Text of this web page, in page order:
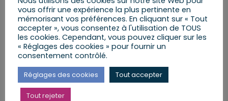
Réallocations selon l’efficacité des mesures :
Un suivi attentif permettra de faire le point
régulièrement sur l’efficacité des investissements.
Si l’impact socio-économique des investissements
investissements seront diminués au profit d’autres
investissements du Grand Plan.
vous offrir une expérience la plus pertinente en
mémorisant vos préférences. En cliquant sur « Tout
accepter », vous consentez à l'utilisation de TOUS
les cookies. Cependant, vous pouvez cliquer sur les
« Réglages des cookies » pour fournir un
consentement contrôlé.
Réglages des cookies Tout accepter
Tout rejeter